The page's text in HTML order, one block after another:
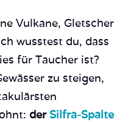
Vulkane, Gletscher
wusstest du, dass
für Taucher ist?
zu steigen,
der Silfra-Spalte